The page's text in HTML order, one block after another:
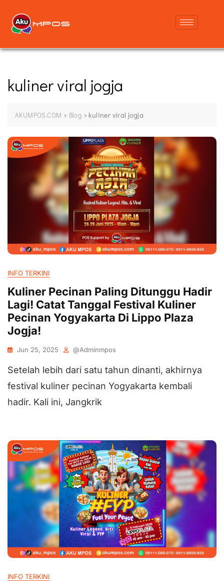
kuliner viral jogja
AKUMPOS.COM > Blog > kuliner viral jogja
INFO TERKINI
Kuliner Pecinan Paling Ditunggu Hadir
Lagi! Catat Tanggal Festival Kuliner
Pecinan Yogyakarta Di Lippo Plaza
Jogja!
Jun 25, 2025 @adminmpos
Setelah lebih dari satu tahun dinanti, akhirnya
festival kuliner pecinan Yogyakarta kembali
hadir. Kali ini, Jangkrik
INFO TERKINI